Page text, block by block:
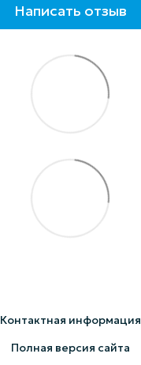
Написать отзыв
Контактная информация
Полная версия сайта